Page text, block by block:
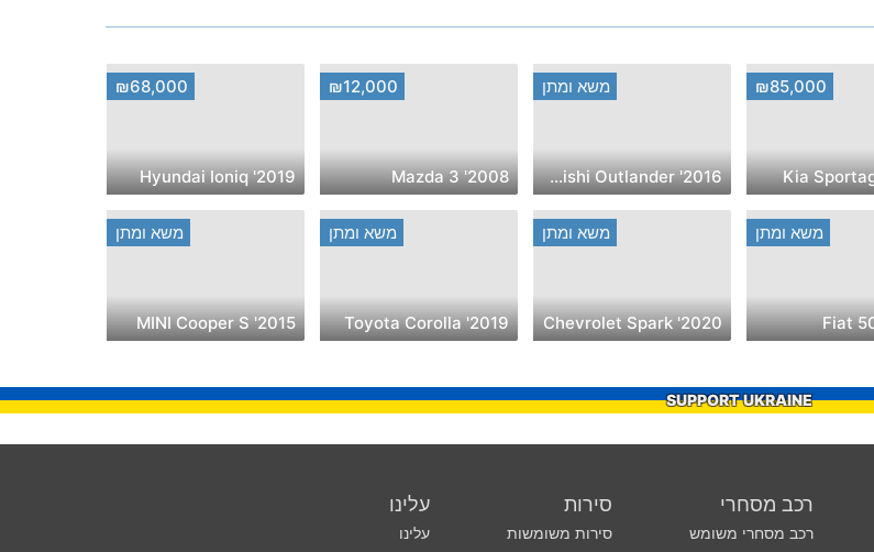
₪85,000 משא ומתן
2016' Mitsubishi Outlander
₪12,000
2008' Mazda 3
₪68,000
2019' Hyundai Ioniq
משא ומתן משא ומתן
2020' Chevrolet Spark
משא ומתן
2019' Toyota Corolla
משא ומתן
2015' MINI Cooper S
SUPPORT UKRAINE
רכב מסחרי
רכב מסחרי משומש
סירות
סירות משומשות
עלינו
עלינו